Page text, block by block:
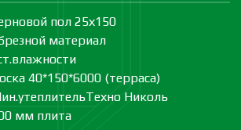
пол 25х150
материал
40*150*6000 (терраса)
Николь
мм плита